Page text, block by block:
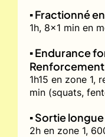
▪️ Fractionné
1h, 8x1 min en
▪️ Endurance
Renforcement
1h15 en zone 1,
min (squats,
▪️ Sortie
2h en zone 1,